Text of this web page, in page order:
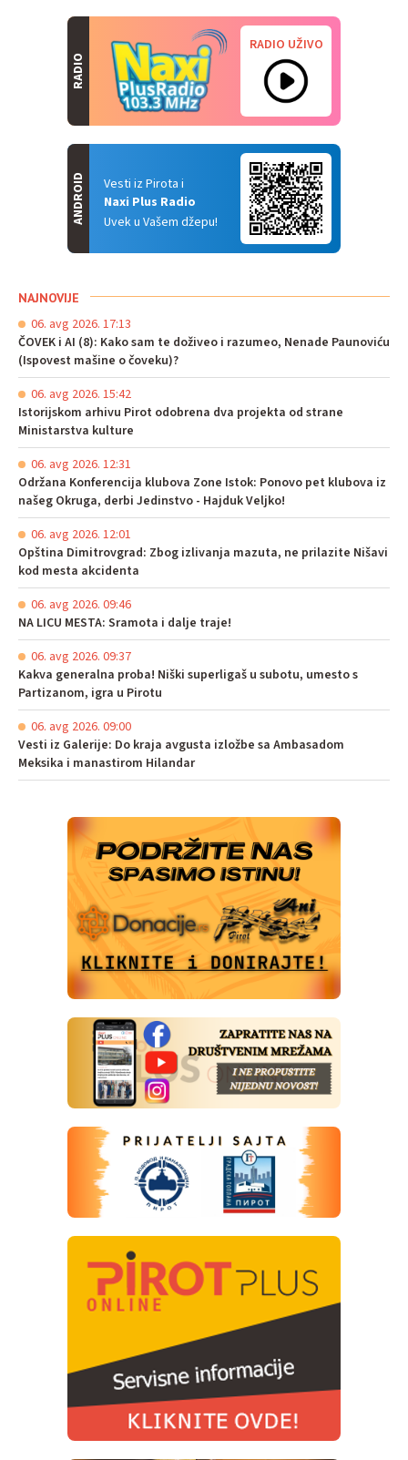
RADIO
RADIO UŽIVO
Vesti iz Pirota i
Naxi Plus Radio
Uvek u Vašem džepu!
ANDROID
NAJNOVIJE
06. avg 2026. 17:13
ČOVEK i AI (8): Kako sam te doživeo i razumeo, Nenade Paunoviću
(Ispovest mašine o čoveku)?
06. avg 2026. 15:42
Istorijskom arhivu Pirot odobrena dva projekta od strane
Ministarstva kulture
06. avg 2026. 12:31
Održana Konferencija klubova Zone Istok: Ponovo pet klubova iz
našeg Okruga, derbi Jedinstvo - Hajduk Veljko!
06. avg 2026. 12:01
Opština Dimitrovgrad: Zbog izlivanja mazuta, ne prilazite Nišavi
kod mesta akcidenta
06. avg 2026. 09:46
NA LICU MESTA: Sramota i dalje traje!
06. avg 2026. 09:37
Kakva generalna proba! Niški superligaš u subotu, umesto s
Partizanom, igra u Pirotu
06. avg 2026. 09:00
Vesti iz Galerije: Do kraja avgusta izložbe sa Ambasadom
Meksika i manastirom Hilandar